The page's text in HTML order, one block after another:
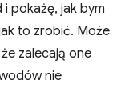
i pokażę, jak bym
to zrobić. Może
zalecają one
nie